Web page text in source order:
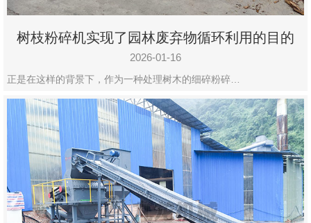
树枝粉碎机实现了园林废弃物循环利用的目的
2026-01-16
正是在这样的背景下，作为一种处理树木的细碎粉碎…